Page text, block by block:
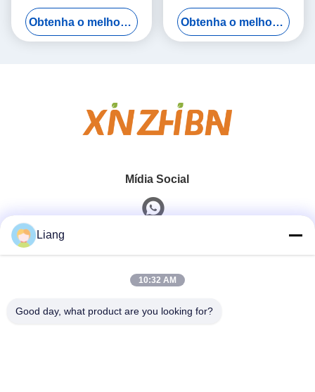
texturas Opcional Painel à
prova d'água Anticolisão
Obtenha o melhor preço
densidade de cor combinada
com banda de borda branca
para marcas domésticas de
Obtenha o melhor preço
Mídia Social
0086-13926126819
Liang
10:32 AM
Good day, what product are you looking for?